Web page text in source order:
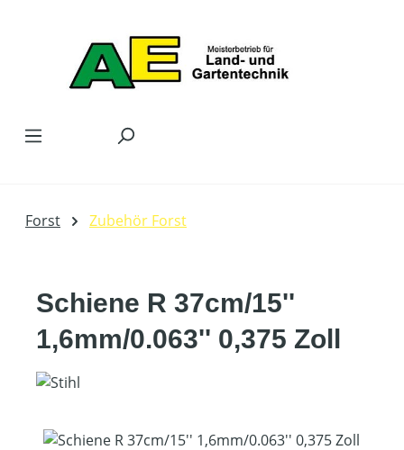
Forst Zubehör Forst
Schiene R 37cm/15''
1,6mm/0.063'' 0,375 Zoll
Bildergalerie überspringen